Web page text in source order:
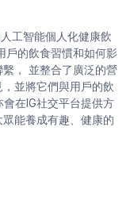
工智能個人化健康飲
戶的飲食習慣和如何影
， 並整合了廣泛的營
並將它們與用戶的飲
在IG社交平台提供方
能養成有趣、健康的